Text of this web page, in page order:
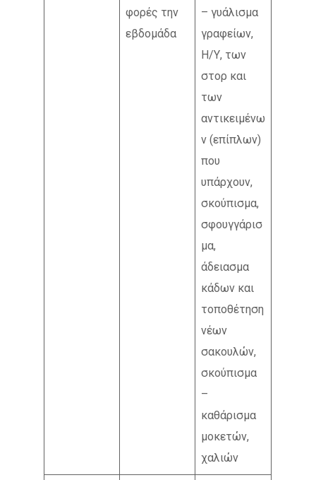
φορές την
εβδομάδα
– γυάλισμα
γραφείων,
Η/Υ, των
στορ και
των
αντικειμένω
ν (επίπλων)
που
υπάρχουν,
σκούπισμα,
σφουγγάρισ
μα,
άδειασμα
κάδων και
τοποθέτηση
νέων
σακουλών,
σκούπισμα
–
καθάρισμα
μοκετών,
χαλιών